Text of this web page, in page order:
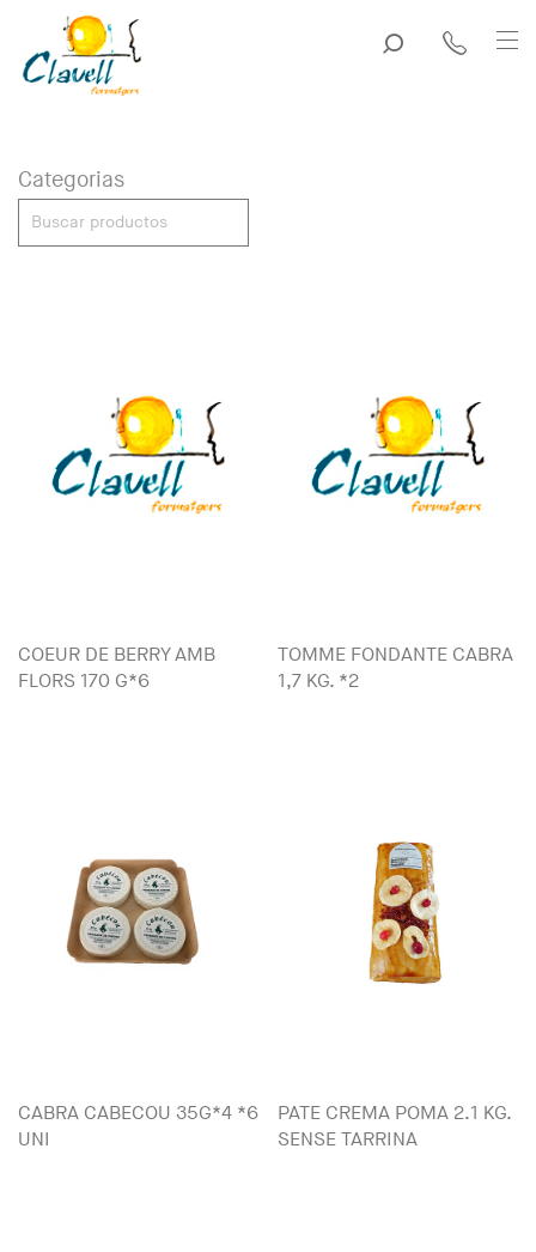
Categorias
COEUR DE BERRY AMB
FLORS 170 G*6
TOMME FONDANTE CABRA
1,7 KG. *2
CABRA CABECOU 35G*4 *6
UNI
PATE CREMA POMA 2.1 KG.
SENSE TARRINA